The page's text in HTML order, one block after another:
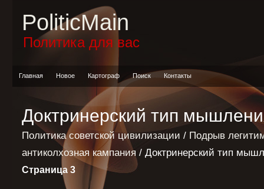
PoliticMain
Политика для вас
Главная Новое Картограф Поиск Контакты
Доктринерский тип
Политика советской цивилизации / Подрыв
антиколхозная кампания / Доктринерский тип
Страница 3